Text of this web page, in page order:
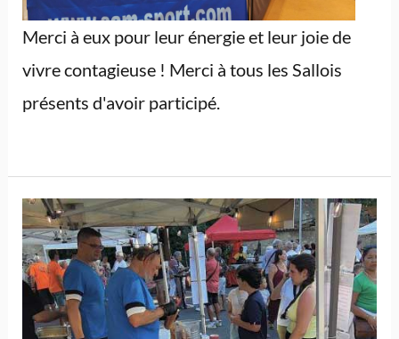
Merci à eux pour leur énergie et leur joie de
vivre contagieuse ! Merci à tous les Sallois
présents d'avoir participé.